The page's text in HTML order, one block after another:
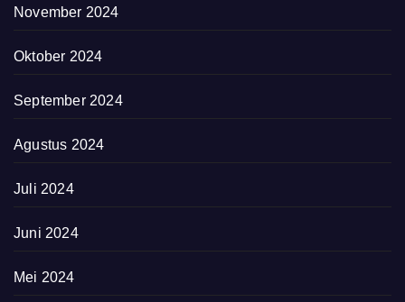
November 2024
Oktober 2024
September 2024
Agustus 2024
Juli 2024
Juni 2024
Mei 2024